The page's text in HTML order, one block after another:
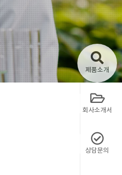
제품소개
회사소개서
상담문의